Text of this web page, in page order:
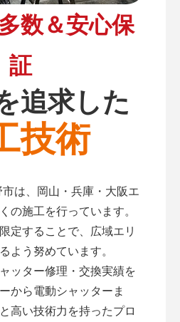
数＆安心保
証
追求した
技術
は、岡山・兵庫・大阪エ
の施工を行っています。
定することで、広域エリ
よう努めています。
ッター修理・交換実績を
から電動シャッターま
高い技術力を持ったプロ